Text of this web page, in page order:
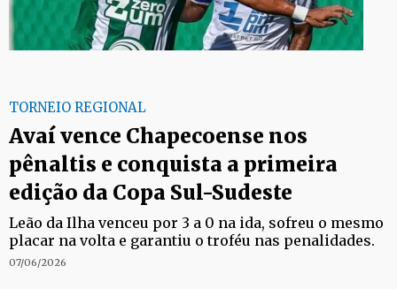
TORNEIO REGIONAL
Avaí vence Chapecoense nos
pênaltis e conquista a primeira
edição da Copa Sul-Sudeste
Leão da Ilha venceu por 3 a 0 na ida, sofreu o mesmo
placar na volta e garantiu o troféu nas penalidades.
07/06/2026